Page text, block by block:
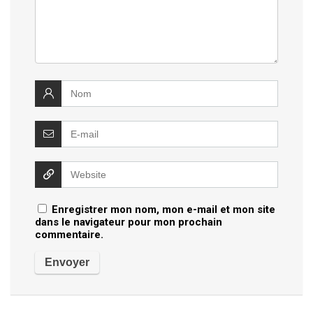
Enregistrer mon nom, mon e-mail et mon site
dans le navigateur pour mon prochain
commentaire.